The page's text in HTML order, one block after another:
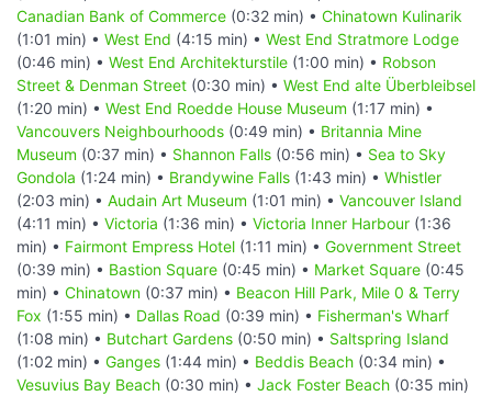
Canadian Bank of Commerce (0:32 min) • Chinatown Kulinarik
(1:01 min) • West End (4:15 min) • West End Stratmore Lodge
(0:46 min) • West End Architekturstile (1:00 min) • Robson
Street & Denman Street (0:30 min) • West End alte Überbleibsel
(1:20 min) • West End Roedde House Museum (1:17 min) •
Vancouvers Neighbourhoods (0:49 min) • Britannia Mine
Museum (0:37 min) • Shannon Falls (0:56 min) • Sea to Sky
Gondola (1:24 min) • Brandywine Falls (1:43 min) • Whistler
(2:03 min) • Audain Art Museum (1:01 min) • Vancouver Island
(4:11 min) • Victoria (1:36 min) • Victoria Inner Harbour (1:36
min) • Fairmont Empress Hotel (1:11 min) • Government Street
(0:39 min) • Bastion Square (0:45 min) • Market Square (0:45
min) • Chinatown (0:37 min) • Beacon Hill Park, Mile 0 & Terry
Fox (1:55 min) • Dallas Road (0:39 min) • Fisherman's Wharf
(1:08 min) • Butchart Gardens (0:50 min) • Saltspring Island
(1:02 min) • Ganges (1:44 min) • Beddis Beach (0:34 min) •
Vesuvius Bay Beach (0:30 min) • Jack Foster Beach (0:35 min)